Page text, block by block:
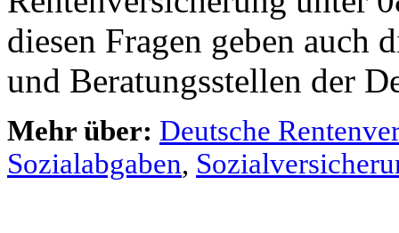
diesen Fragen geben
und Beratungsstellen der
Mehr über: Deutsche
Sozialabgaben,